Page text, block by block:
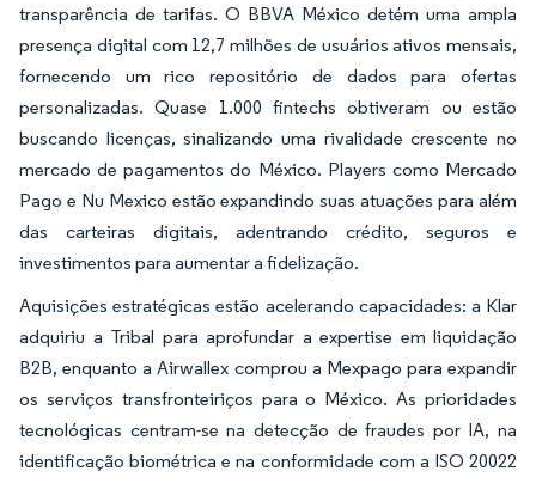
transparência de tarifas. O BBVA México detém uma ampla
presença digital com 12,7 milhões de usuários ativos mensais,
fornecendo um rico repositório de dados para ofertas
personalizadas. Quase 1.000 fintechs obtiveram ou estão
buscando licenças, sinalizando uma rivalidade crescente no
mercado de pagamentos do México. Players como Mercado
Pago e Nu Mexico estão expandindo suas atuações para além
das carteiras digitais, adentrando crédito, seguros e
investimentos para aumentar a fidelização.
Aquisições estratégicas estão acelerando capacidades: a Klar
adquiriu a Tribal para aprofundar a expertise em liquidação
B2B, enquanto a Airwallex comprou a Mexpago para expandir
os serviços transfronteiriços para o México. As prioridades
tecnológicas centram-se na detecção de fraudes por IA, na
identificação biométrica e na conformidade com a ISO 20022